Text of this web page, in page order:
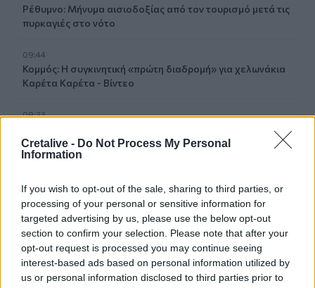
Cretalive - Do Not Process My Personal
Information
If you wish to opt-out of the sale, sharing to third parties, or
processing of your personal or sensitive information for
targeted advertising by us, please use the below opt-out
section to confirm your selection. Please note that after your
opt-out request is processed you may continue seeing
interest-based ads based on personal information utilized by
us or personal information disclosed to third parties prior to
Ρέθυμνο: Μήνυμα αισιοδοξίας από τον τουρισμό μετά τις
πυρκαγιές στο νότο
09:44
Κομμός: Η συγκινητική «πρώτη διαδρομή» για χελωνάκια
Καρέτα Καρέτα - Βίντεο
09:33
Νεάπολη – Άγιος Νικόλαος λόγω ανατίναξης
Βερολίνο: «Στημένη προβοκάτσια» το περιστατικό με το
drone, σύμφωνα με τη ρωσική πρεσβεία
09:21
Σητεία: Κατασβέστηκε η φωτιά στα Αχλάδια - Μικρή η
καμένη έκταση